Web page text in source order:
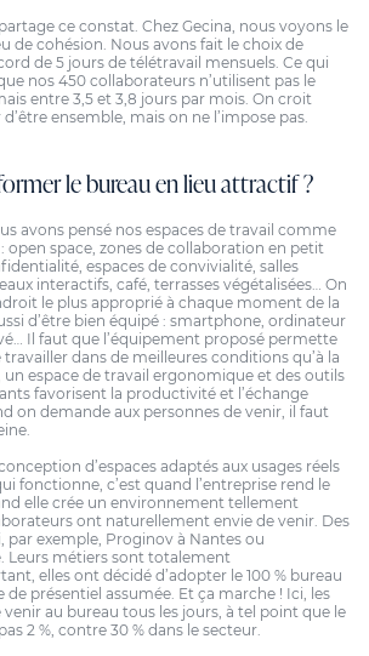
ce constat. Chez Gecina, nous voyons le
de cohésion. Nous avons fait le choix de
de 5 jours de télétravail mensuels. Ce qui
nos 450 collaborateurs n’utilisent pas le
entre 3,5 et 3,8 jours par mois. On croit
ensemble, mais on ne l’impose pas.
le bureau en lieu attractif ?
avons pensé nos espaces de travail comme
open space, zones de collaboration en petit
espaces de convivialité, salles
interactifs, café, terrasses végétalisées… On
le plus approprié à chaque moment de la
d’être bien équipé : smartphone, ordinateur
Il faut que l’équipement proposé permette
dans de meilleures conditions qu’à la
un espace de travail ergonomique et des outils
favorisent la productivité et l’échange
on demande aux personnes de venir, il faut
d’espaces adaptés aux usages réels
fonctionne, c’est quand l’entreprise rend le
elle crée un environnement tellement
ont naturellement envie de venir. Des
par exemple, Proginov à Nantes ou
Leurs métiers sont totalement
elles ont décidé d’adopter le 100 % bureau
présentiel assumée. Et ça marche ! Ici, les
au bureau tous les jours, à tel point que le
2 %, contre 30 % dans le secteur.